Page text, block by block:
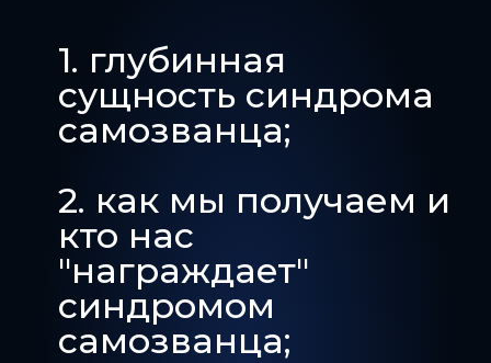
1. глубинная
сущность синдрома
самозванца;
2. как мы получаем и
кто нас
"награждает"
синдромом
самозванца;